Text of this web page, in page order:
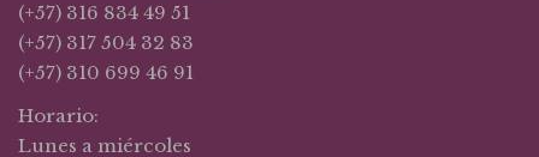
(+57) 316 834 49 51
(+57) 317 504 32 83
(+57) 310 699 46 91
Horario:
Lunes a miércoles